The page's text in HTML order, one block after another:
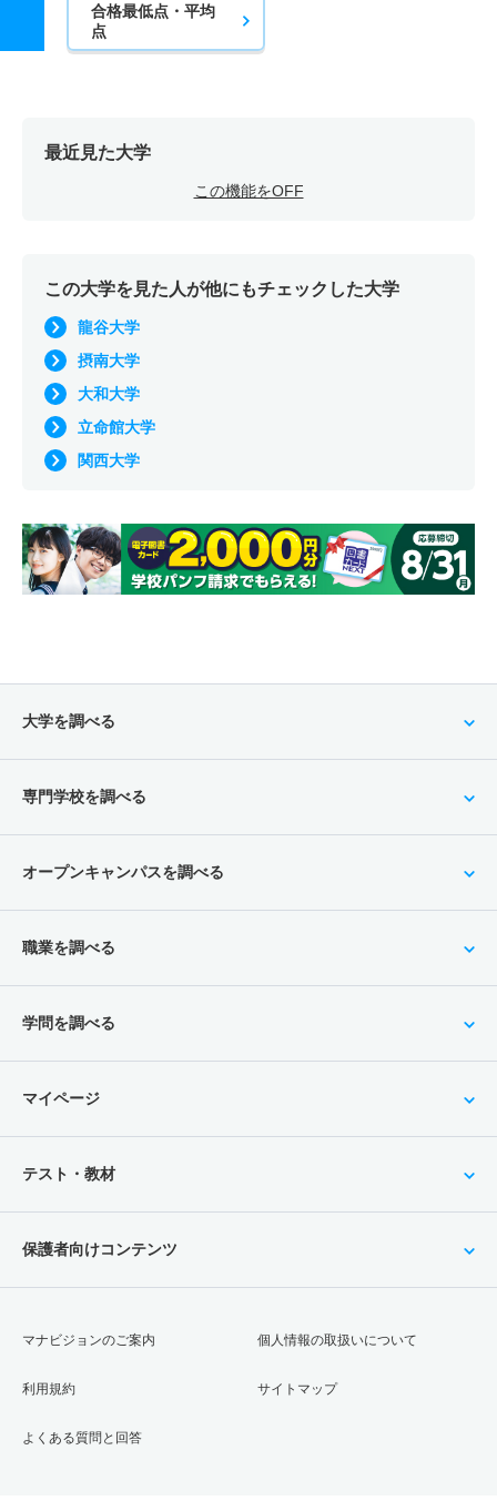
合格最低点・平均
点
最近見た大学
この機能をOFF
この大学を見た人が他にもチェックした大学
龍谷大学
摂南大学
大和大学
立命館大学
関西大学
大学を調べる
専門学校を調べる
オープンキャンパスを調べる
職業を調べる
学問を調べる
マイページ
テスト・教材
保護者向けコンテンツ
マナビジョンのご案内
利用規約
よくある質問と回答
個人情報の取扱いについて
サイトマップ